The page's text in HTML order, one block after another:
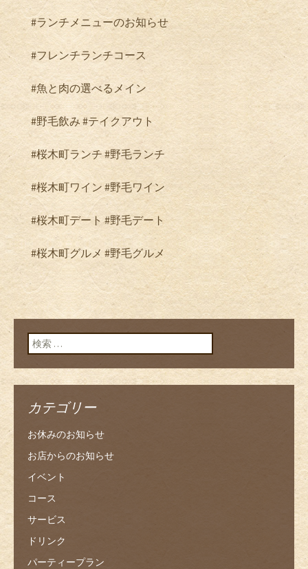
#ランチメニューのお知らせ
#フレンチランチコース
#魚と肉の選べるメイン
#野毛飲み #テイクアウト
#桜木町ランチ #野毛ランチ
#桜木町ワイン #野毛ワイン
#桜木町デート #野毛デート
#桜木町グルメ #野毛グルメ
検索:
カテゴリー
お休みのお知らせ
お店からのお知らせ
イベント
コース
サービス
ドリンク
パーティープラン